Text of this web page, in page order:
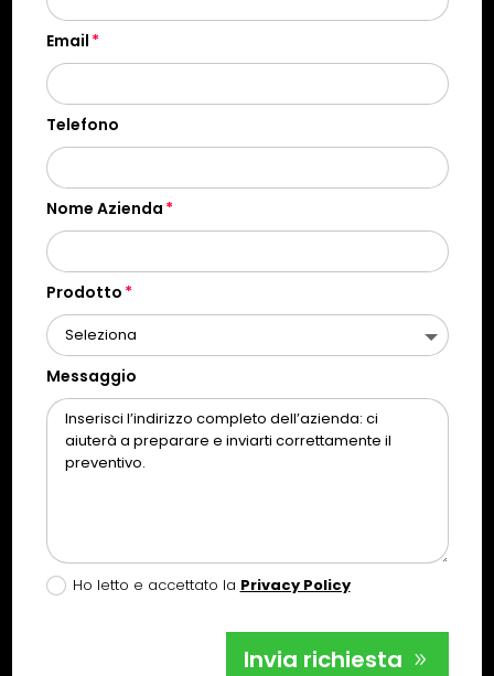
Email
Telefono
Nome Azienda
Prodotto
Messaggio
Ho letto e accettato la Privacy Policy
Invia richiesta